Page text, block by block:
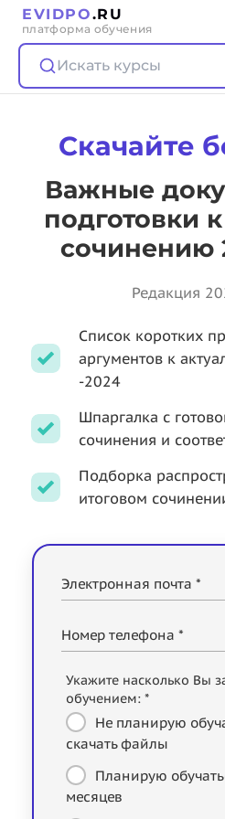
EVIDPO.RU
платформа обучения
Искать курсы
Скачайте
Важные
подготовки
сочинению
Редакция
Cписок коротких
аргументов к
-2024
Шпаргалка с
сочинения и
Подборка
итоговом
Электронная почта *
Номер телефона *
Укажите насколько Вы
обучением: *
Не планирую
скачать файлы
Планирую
месяцев